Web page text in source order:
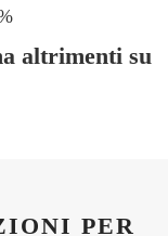
altrimenti su
PER